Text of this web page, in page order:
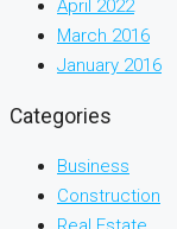
April 2022
March 2016
January 2016
Categories
Business
Construction